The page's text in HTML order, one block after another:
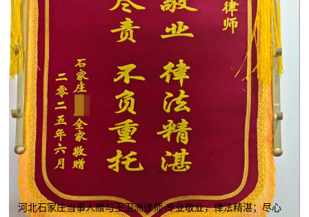
河北石家庄当事人赠与王卫洲律师 专业敬业，律法精湛；尽心